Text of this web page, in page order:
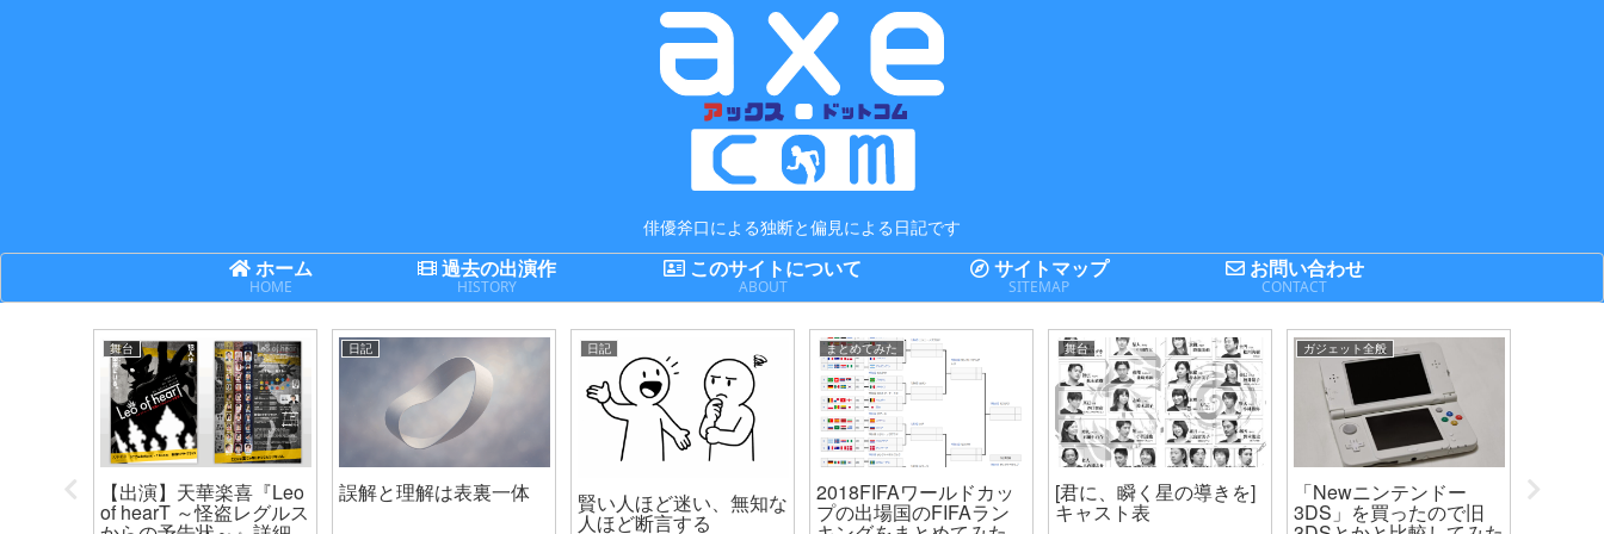
俳優斧口による独断と偏見による日記です
ホーム
HOME
過去の出演作
HISTORY
このサイトについて
ABOUT
サイトマップ
SITEMAP
お問い合わせ
CONTACT
世代機
舞台
【出演】天華楽喜『Leo
of hearT ～怪盗レグルス
日記
誤解と理解は表裏一体
日記
賢い人ほど迷い、無知な
人ほど断言する
まとめてみた
2018FIFAワールドカッ
プの出場国のFIFAラン
舞台
[君に、瞬く星の導きを]
キャスト表
ガジェット全般
「Newニンテンドー
3DS」を買ったので旧